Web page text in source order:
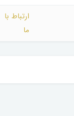
ارتباط با
ما